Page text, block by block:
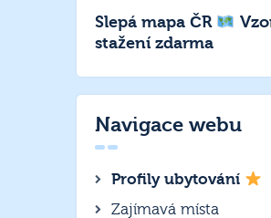
Slepá mapa ČR
stažení zdarma
Navigace webu
Profily ubytování
Zajímavá místa